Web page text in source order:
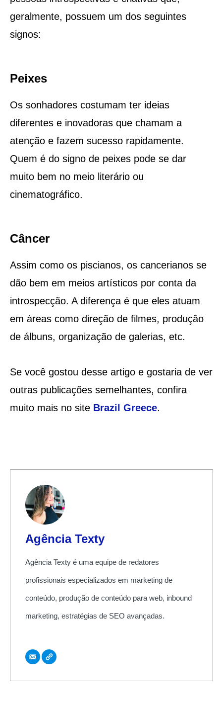
geralmente, possuem um dos seguintes
signos:
Peixes
Os sonhadores costumam ter ideias
diferentes e inovadoras que chamam a
atenção e fazem sucesso rapidamente.
Quem é do signo de peixes pode se dar
muito bem no meio literário ou
cinematográfico.
Câncer
Assim como os piscianos, os cancerianos se
dão bem em meios artísticos por conta da
introspecção. A diferença é que eles atuam
em áreas como direção de filmes, produção
de álbuns, organização de galerias, etc.
Se você gostou desse artigo e gostaria de ver
outras publicações semelhantes, confira
muito mais no site Brazil Greece.
Agência Texty
Agência Texty é uma equipe de redatores
profissionais especializados em marketing de
conteúdo, produção de conteúdo para web, inbound
marketing, estratégias de SEO avançadas.